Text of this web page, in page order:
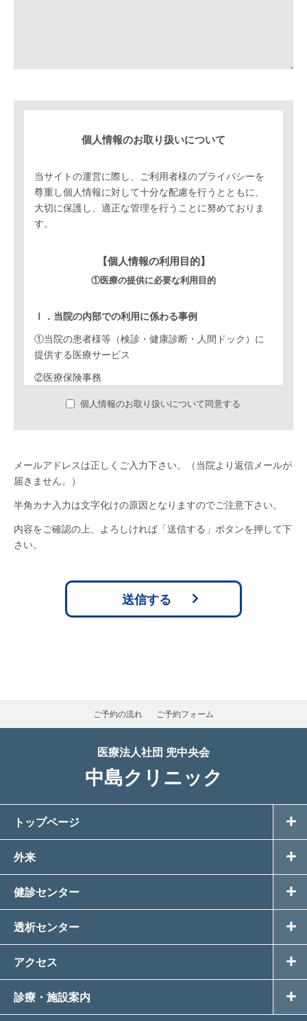
個人情報のお取り扱いについて
当サイトの運営に際し、ご利用者様のプライバシーを
尊重し個人情報に対して十分な配慮を行うとともに、
大切に保護し、適正な管理を行うことに努めておりま
す。
【個人情報の利用目的】
①医療の提供に必要な利用目的
Ⅰ．当院の内部での利用に係わる事例
①当院の患者様等（検診・健康診断・人間ドック）に
提供する医療サービス
②医療保険事務
③患者様に係わる当院の管理運営業務
ハ．健診センターの管理
ニ．会計・経理
Ⅱ．他の事業者等への情報提供を伴う事例
イ．他の病院、診療所、助産所、薬局、訪問看護ス
テーション、介護サービス事業者との連携
②医療保険事務のうち
イ．審査支払機関へのレセプト（診療に係わる請求
ロ．審査支払機関又は保険者からの照会への回答
③健康保険組合・事業者等から委託を受けて健康診断
（定期健康診断、生活習慣病健康診断、人間ドック、2
次検査等）を行った場合における、事業者へのその結
果通知
④医師賠償責任保険などに係わる、医療に関する専門
の団体、保険会社等への相談又は届出等
個人情報のお取り扱いについて同意する
メールアドレスは正しくご入力下さい。（当院より返信メールが
届きません。）
半角カナ入力は文字化けの原因となりますのでご注意下さい。
内容をご確認の上、よろしければ「送信する」ボタンを押して下
さい。
ご予約の流れ ご予約フォーム
医療法人社団 兜中央会
中島クリニック
トップページ
外来
健診センター
透析センター
アクセス
診療・施設案内